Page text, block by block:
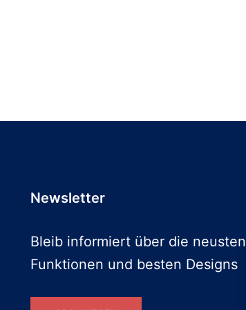
Newsletter
Bleib informiert über die neusten
Funktionen und besten Designs